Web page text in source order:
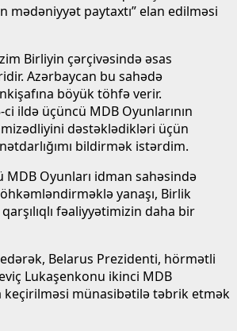
mədəniyyət paytaxtı” elan edilməsi
Birliyin çərçivəsində əsas
Azərbaycan bu sahədə
böyük töhfə verir.
ci ildə üçüncü MDB Oyunlarının
dəstəklədikləri üçün
bildirmək istərdim.
Oyunları idman sahəsində
yanaşı, Birlik
fəaliyyətimizin daha bir
Belarus Prezidenti, hörmətli
Lukaşenkonu ikinci MDB
keçirilməsi münasibətilə təbrik etmək